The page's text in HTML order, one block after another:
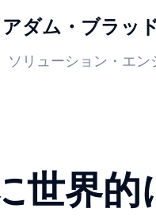
アダム・ブラッ
ソリューション・エン
世界的